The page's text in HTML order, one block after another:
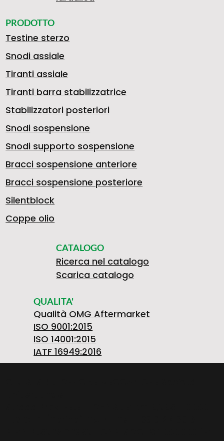
4
3
1
1
2
6
8
C
C
O
S
O
PRODOTTO
Testine sterzo
Snodi assiale
Tiranti assiale
Tiranti barra stabilizzatrice
Stabilizzatori posteriori
Snodi sospensione
Snodi supporto sospensione
Bracci sospensione anteriore
Bracci sospensione posteriore
Silentblock
Coppe olio
CATALOGO
Ricerca nel catalogo
Scarica catalogo
QUALITA'
Qualità OMG Aftermarket
ISO 9001:2015
ISO 14001:2015
IATF 16949:2016